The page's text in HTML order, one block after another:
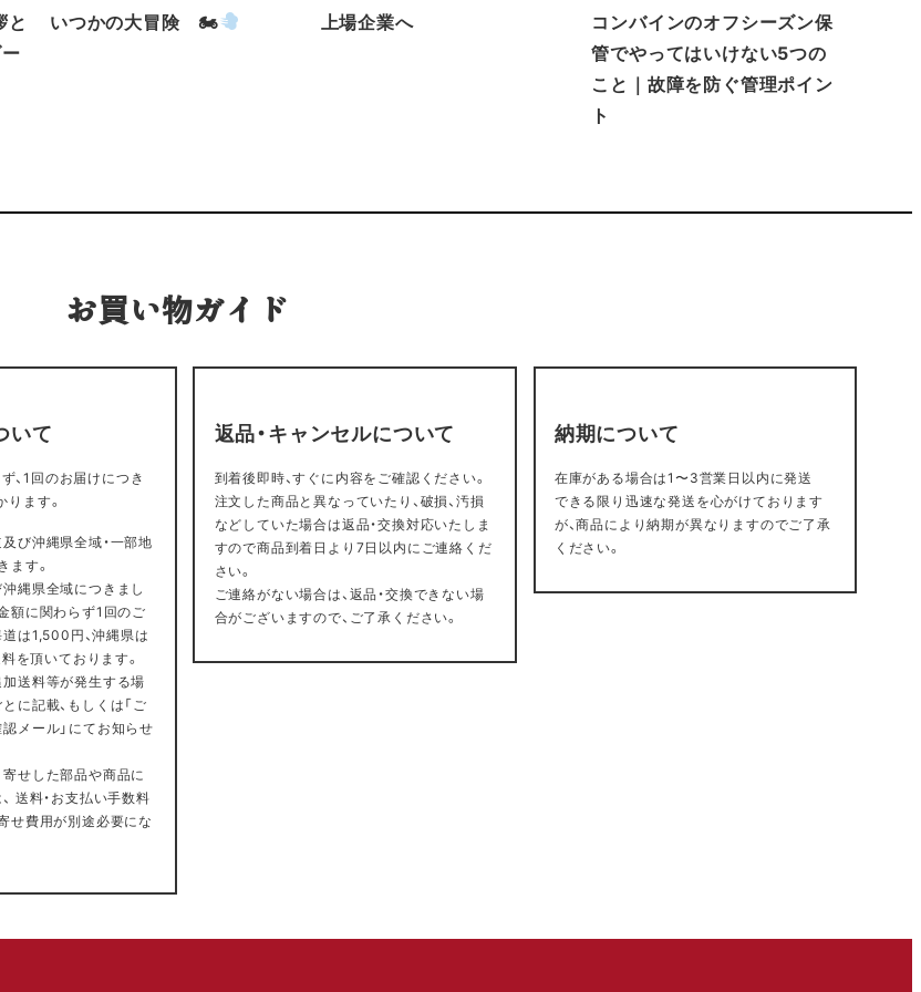
と
いつかの大冒険 🏍 上場企業へ
コンバインのオフシーズン保
管でやってはいけない5つの
こと｜故障を防ぐ管理ポイン
ト
お買い物ガイド
いて
、1回のお届けにつき
ます。
び沖縄県全域・一部地
ます。
縄県全域につきまし
額に関わらず1回のご
は1,500円、沖縄県は
を頂いております。
加送料等が発生する場
に記載、もしくは「ご
メール」にてお知らせ
せした部品や商品に
送料・お支払い手数料
せ費用が別途必要にな
返品・キャンセルについて
到着後即時、すぐに内容をご確認ください。
注文した商品と異なっていたり、破損、汚損
などしていた場合は返品・交換対応いたしま
すので商品到着日より7日以内にご連絡くだ
さい。
ご連絡がない場合は、返品・交換できない場
合がございますので、ご了承ください。
納期について
在庫がある場合は1〜3営業日以内に発送
できる限り迅速な発送を心がけております
が、商品により納期が異なりますのでご了承
ください。